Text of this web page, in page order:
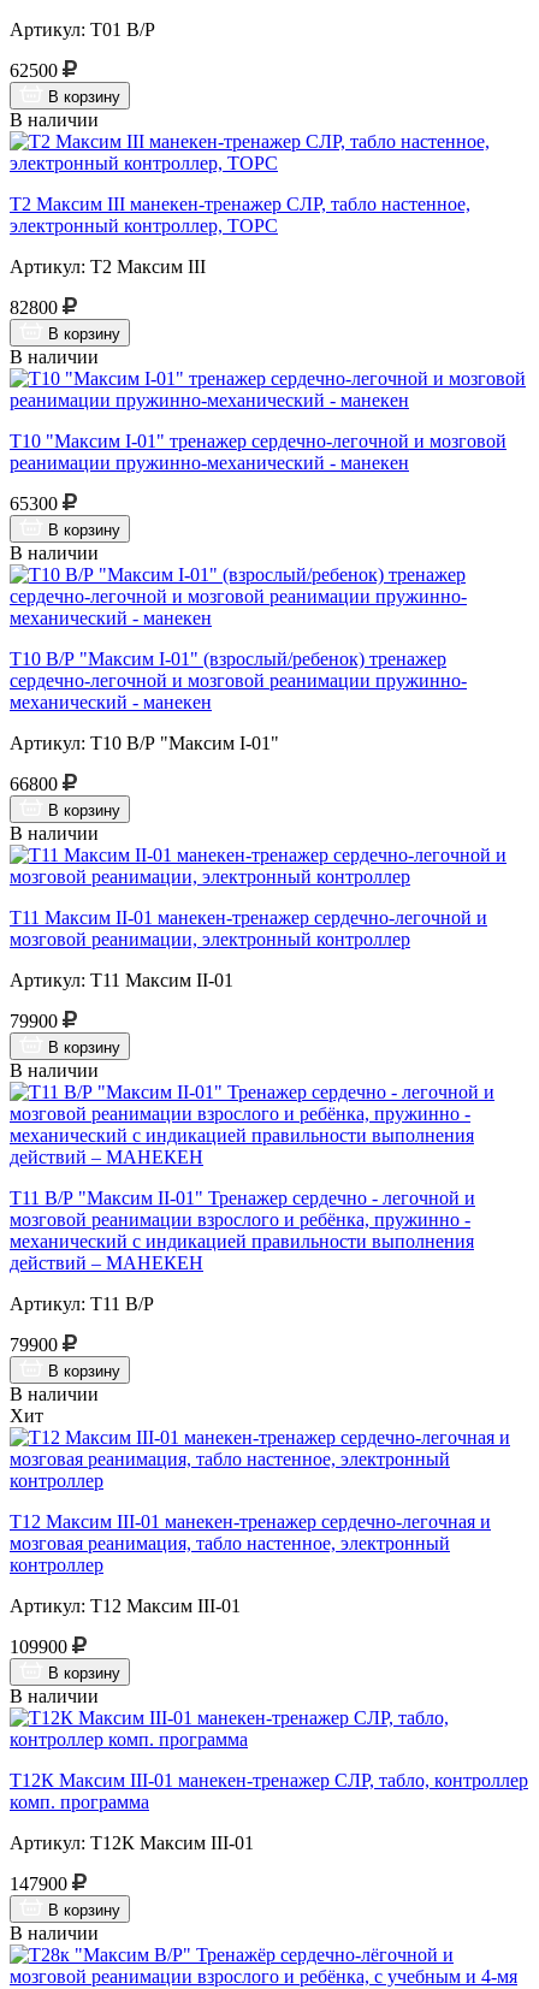
Артикул: Т01 В/Р
62500
В корзину
В наличии
Т2 Максим III манекен-тренажер СЛР, табло настенное,
электронный контроллер, ТОРС
Артикул: Т2 Максим III
82800
В корзину
В наличии
Т10 "Максим I-01" тренажер сердечно-легочной и мозговой
реанимации пружинно-механический - манекен
65300
В корзину
В наличии
Т10 В/Р "Максим I-01" (взрослый/ребенок) тренажер
сердечно-легочной и мозговой реанимации пружинно-
механический - манекен
Артикул: Т10 В/Р "Максим I-01"
66800
В корзину
В наличии
Т11 Максим II-01 манекен-тренажер сердечно-легочной и
мозговой реанимации, электронный контроллер
Артикул: Т11 Максим II-01
79900
В корзину
В наличии
Т11 В/Р "Максим II-01" Тренажер сердечно - легочной и
мозговой реанимации взрослого и ребёнка, пружинно -
механический с индикацией правильности выполнения
действий – МАНЕКЕН
Артикул: Т11 В/Р
79900
В корзину
В наличии
Хит
Т12 Максим III-01 манекен-тренажер сердечно-легочная и
мозговая реанимация, табло настенное, электронный
контроллер
Артикул: Т12 Максим III-01
109900
В корзину
В наличии
Т12К Максим III-01 манекен-тренажер СЛР, табло, контроллер
комп. программа
Артикул: Т12К Максим III-01
147900
В корзину
В наличии